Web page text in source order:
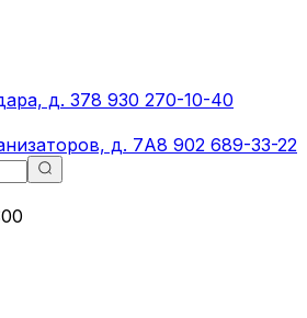
д. 378 930 270-10-40
д. 7А8 902 689-33-22